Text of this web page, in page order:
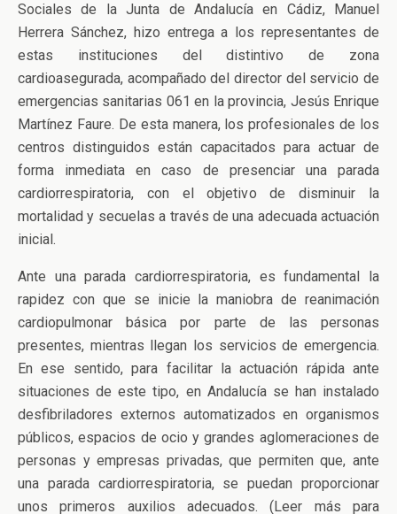
Sociales de la Junta de Andalucía en Cádiz, Manuel
Herrera Sánchez, hizo entrega a los representantes de
estas instituciones del distintivo de zona
cardioasegurada, acompañado del director del servicio de
emergencias sanitarias 061 en la provincia, Jesús Enrique
Martínez Faure. De esta manera, los profesionales de los
centros distinguidos están capacitados para actuar de
forma inmediata en caso de presenciar una parada
cardiorrespiratoria, con el objetivo de disminuir la
mortalidad y secuelas a través de una adecuada actuación
inicial.
Ante una parada cardiorrespiratoria, es fundamental la
rapidez con que se inicie la maniobra de reanimación
cardiopulmonar básica por parte de las personas
presentes, mientras llegan los servicios de emergencia.
En ese sentido, para facilitar la actuación rápida ante
situaciones de este tipo, en Andalucía se han instalado
desfibriladores externos automatizados en organismos
públicos, espacios de ocio y grandes aglomeraciones de
personas y empresas privadas, que permiten que, ante
una parada cardiorrespiratoria, se puedan proporcionar
unos primeros auxilios adecuados. (Leer más para